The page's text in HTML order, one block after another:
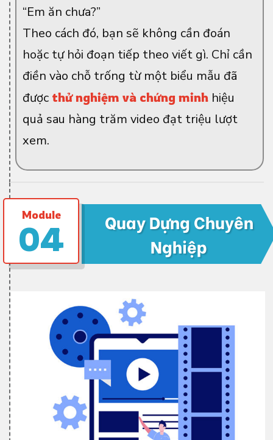
“Em ăn chưa?”
Theo cách đó, bạn sẽ không cần đoán
hoặc tự hỏi đoạn tiếp theo viết gì. Chỉ cần
điền vào chỗ trống từ một biểu mẫu đã
được thử nghiệm và chứng minh hiệu
quả sau hàng trăm video đạt triệu lượt
xem.
Module
04
Quay Dựng Chuyên
Nghiệp